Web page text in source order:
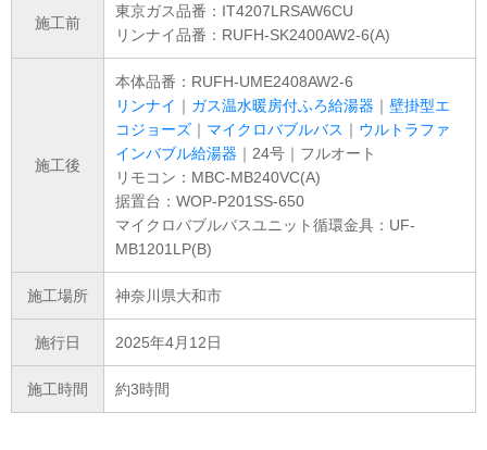
施工前
東京ガス品番：IT4207LRSAW6CU
リンナイ品番：RUFH-SK2400AW2-6(A)
施工後
本体品番：RUFH-UME2408AW2-6
リンナイ ｜ ガス温水暖房付ふろ給湯器 ｜ 壁掛型エ
コジョーズ ｜ マイクロバブルバス ｜ ウルトラファ
インバブル給湯器 ｜24号｜フルオート
リモコン：MBC-MB240VC(A)
据置台：WOP-P201SS-650
マイクロバブルバスユニット循環金具：UF-
MB1201LP(B)
施工場所 神奈川県大和市
施行日 2025年4月12日
施工時間 約3時間